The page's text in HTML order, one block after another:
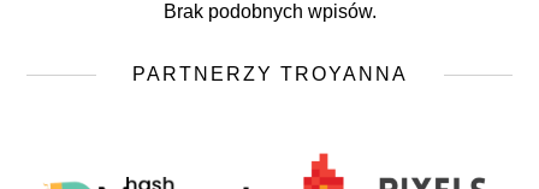
Brak podobnych wpisów.
PARTNERZY TROYANNA